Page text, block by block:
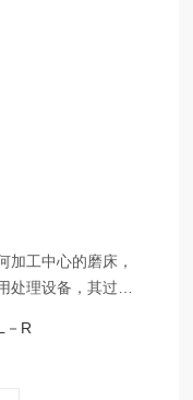
加工中心的磨床，
处理设备，其过滤
－R